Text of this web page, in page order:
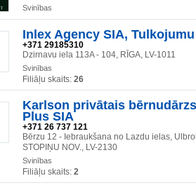
Svinības
Inlex Agency SIA,
+371 29185310
Dzirnavu iela 113A - 104, RĪGA, LV-1011
Svinības
Filiāļu skaits: 26
Karlson privātais
Plus SIA
+371 26 737 121
Bērzu 12 - Iebraukšana no Lazdu ielas,
STOPIŅU NOV., LV-2130
Svinības
Filiāļu skaits: 2